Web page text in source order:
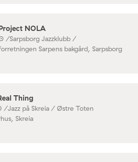
NOLA
/Sarpsborg Jazzklubb /
Sarpens bakgård, Sarpsborg
Thing
/Jazz på Skreia / Østre Toten
Skreia